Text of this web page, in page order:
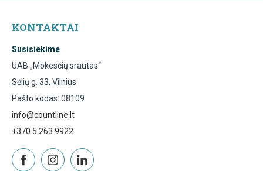
KONTAKTAI
Susisiekime
UAB „Mokesčių srautas“
Sėlių g. 33, Vilnius
Pašto kodas: 08109
info@countline.lt
+370 5 263 9922